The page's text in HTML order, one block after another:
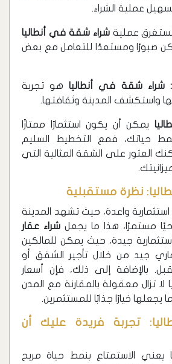
عملية الشراء.
عمليةشراء شقة في أنطاليا
صبورًا ومستعدًا للتعامل مع بعض
شراء شقة في أنطالياهو تجربة
واستكشف المدينة وثقافتها.
يمكن أن يكون استثمارًا ممتازًا
حياتك، فمع التخطيط السليم
العثور على الشقة المثالية التي
نظرة مستقبلية
استثمارية واعدة، حيث تشهد المدينة
مستمرًا، هذا ما يجعل شراء عقار
جيدة، حيث يمكن للمالكين
جيد من خلال تأجير الشقق أو
بالإضافة إلى ذلك، فإن أسعار
لا تزال معقولة بالمقارنة مع المدن
يجعلها خيارًا جذابًا للمستثمرين.
تجربة فريدة عليك أن
يعني الاستمتاع بنمط حياة مريح